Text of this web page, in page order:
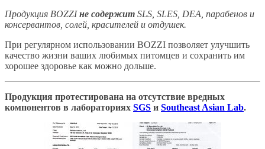
Продукция BOZZIне содержит SLS, SLES, DEA, парабенов и
консервантов, солей, красителей и отдушек.
При регулярном использовании BOZZI позволяет улучшить
качество жизни ваших любимых питомцев и сохранить им
хорошее здоровье как можно дольше.
Продукция протестирована на отсутствие вредных
компонентов в лабораториях SGS и Southeast Asian Lab.